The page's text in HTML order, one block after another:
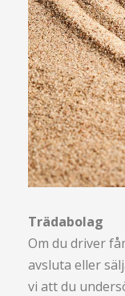
Trädabolag
Om du driver
avsluta eller
vi att du